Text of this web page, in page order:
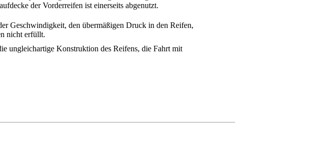
der Vorderreifen ist einerseits abgenutzt.
Geschwindigkeit, den übermäßigen Druck in den Reifen,
nicht erfüllt.
ungleichartige Konstruktion des Reifens, die Fahrt mit